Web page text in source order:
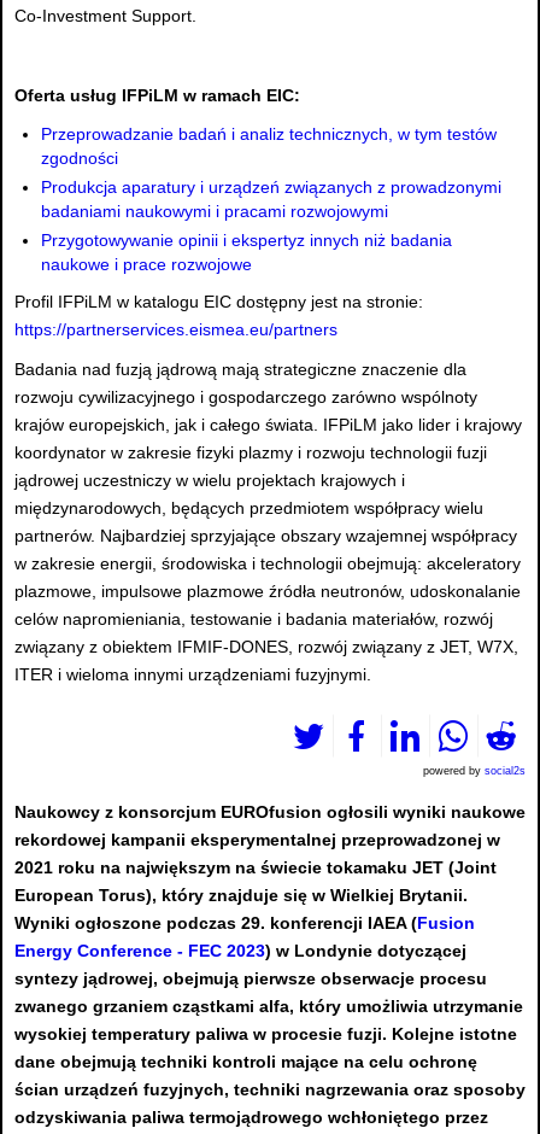
Co-Investment Support.
Oferta usług IFPiLM w ramach EIC:
Przeprowadzanie badań i analiz technicznych, w tym testów
zgodności
Produkcja aparatury i urządzeń związanych z prowadzonymi
badaniami naukowymi i pracami rozwojowymi
Przygotowywanie opinii i ekspertyz innych niż badania
naukowe i prace rozwojowe
Profil IFPiLM w katalogu EIC dostępny jest na stronie:
https://partnerservices.eismea.eu/partners
Badania nad fuzją jądrową mają strategiczne znaczenie dla
rozwoju cywilizacyjnego i gospodarczego zarówno wspólnoty
krajów europejskich, jak i całego świata. IFPiLM jako lider i krajowy
koordynator w zakresie fizyki plazmy i rozwoju technologii fuzji
jądrowej uczestniczy w wielu projektach krajowych i
międzynarodowych, będących przedmiotem współpracy wielu
partnerów. Najbardziej sprzyjające obszary wzajemnej współpracy
w zakresie energii, środowiska i technologii obejmują: akceleratory
plazmowe, impulsowe plazmowe źródła neutronów, udoskonalanie
celów napromieniania, testowanie i badania materiałów, rozwój
związany z obiektem IFMIF-DONES, rozwój związany z JET, W7X,
ITER i wieloma innymi urządzeniami fuzyjnymi.
powered by social2s
Naukowcy z konsorcjum EUROfusion ogłosili wyniki naukowe
rekordowej kampanii eksperymentalnej przeprowadzonej w
2021 roku na największym na świecie tokamaku JET (Joint
European Torus), który znajduje się w Wielkiej Brytanii.
Wyniki ogłoszone podczas 29. konferencji IAEA (Fusion
Energy Conference - FEC 2023) w Londynie dotyczącej
syntezy jądrowej, obejmują pierwsze obserwacje procesu
zwanego grzaniem cząstkami alfa, który umożliwia utrzymanie
wysokiej temperatury paliwa w procesie fuzji. Kolejne istotne
dane obejmują techniki kontroli mające na celu ochronę
ścian urządzeń fuzyjnych, techniki nagrzewania oraz sposoby
odzyskiwania paliwa termojądrowego wchłoniętego przez